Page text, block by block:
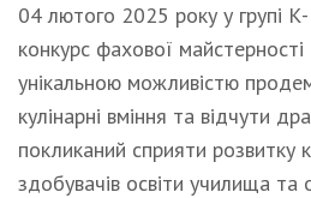
04 лютого 2025 року у групі
конкурс фахової майстерності
унікальною можливістю
кулінарні вміння та відчути
покликаний сприяти розвитку
здобувачів освіти училища та